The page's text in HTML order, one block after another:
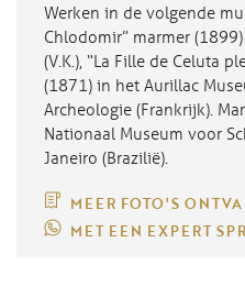
Werken in de volgende
Chlodomir” marmer
(V.K.), “La Fille de Celuta
(1871) in het Aurillac
Archeologie (Frankrijk).
Nationaal Museum voor
Janeiro (Brazilië).
MEER FOTO'S
MET EEN EXPERT